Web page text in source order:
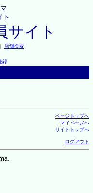
ト
サイト
｜ 店舗検索
録
ページトップへ
マイページへ
サイトトップへ
ログアウト